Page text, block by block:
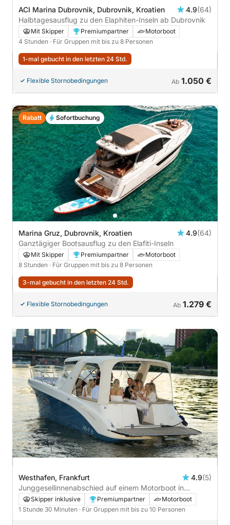
ACI Marina Dubrovnik, Dubrovnik, Kroatien 4.9(64)
Halbtagesausflug zu den Elaphiten-Inseln ab Dubrovnik
Mit Skipper Premiumpartner
Motorboot
4 Stunden · Für Gruppen mit bis zu 8 Personen
1-mal gebucht in den letzten 24 Std.
Flexible Stornobedingungen Ab 1.050 €
Marina Gruz, Dubrovnik, Kroatien 4.9(64)
Ganztägiger Bootsausflug zu den Elafiti-Inseln
Mit Skipper Premiumpartner
Motorboot
8 Stunden · Für Gruppen mit bis zu 8 Personen
3-mal gebucht in den letzten 24 Std.
Flexible Stornobedingungen Ab 1.279 €
Rabatt Sofortbuchung
Westhafen, Frankfurt 4.9(5)
Junggesellinnenabschied auf einem Motorboot in
Frankfurt mit Skyline Ausblick - 1h30
Skipper inklusive Premiumpartner
Motorboot
1 Stunde 30 Minuten · Für Gruppen mit bis zu 10 Personen